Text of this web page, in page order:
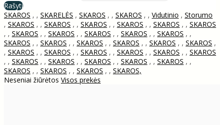
Rašyti
SKAROS , , SKARELĖS , SKAROS , , SKAROS , , Vidutinio , Storumo
, SKAROS , , SKAROS , , SKAROS , , SKAROS , , SKAROS , , SKAROS
, , SKAROS , , SKAROS , , SKAROS , , SKAROS , , SKAROS , ,
SKAROS , , SKAROS , , SKAROS , , SKAROS , , SKAROS , , SKAROS ,
, SKAROS , , SKAROS , , SKAROS , , SKAROS , , SKAROS , , SKAROS
, , SKAROS , , SKAROS , , SKAROS , , SKAROS , , SKAROS , ,
SKAROS , , SKAROS , , SKAROS , , SKAROS,
Neseniai žiūrėtos Visos prekės